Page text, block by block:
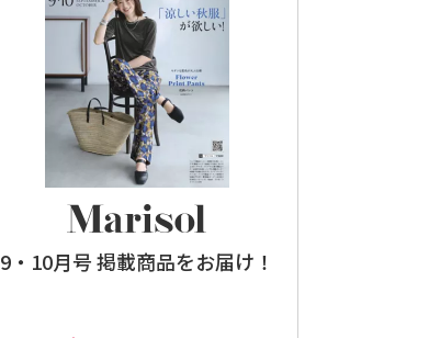
9・10月号 掲載商品をお届け！